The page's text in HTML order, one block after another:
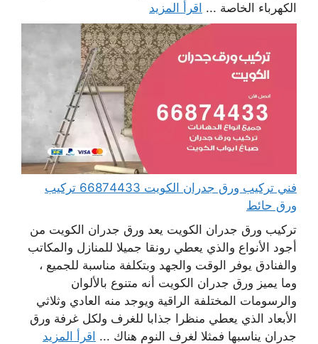
الكهرباء الخاصة ... اقرأ المزيد
فني تركيب ورق جدران الكويت 66874433 تركيب
ورق حائط
تركيب ورق جدران الكويت يعد ورق جدران الكويت من
أجود الأنواع والذي يعطي رونقا جميلا للمنازل والمكاتب
والفنادق يوفر الوقت والجهد وبتكلفة مناسبة للجميع ،
وما يميز ورق جدران الكويت أنه متنوع بالألوان
والرسومات المختلفة الراقية ويوجد منه العادي وثلاثي
الأبعاد الذي يعطي منظرا جذابا للغرف ولكل غرفة ورق
جدران يناسبها فمثلا لغرف النوم هناك ... اقرأ المزيد